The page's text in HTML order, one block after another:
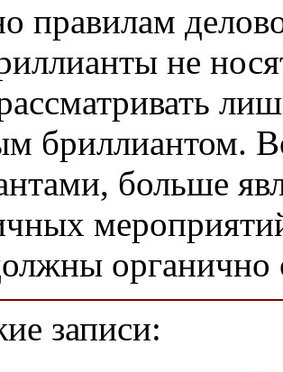
правилам
не
бриллиантом.
больше
органично
записи: